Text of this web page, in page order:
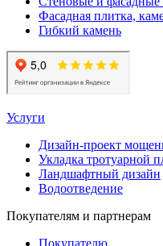
Фасадная плитка,
Гибкий камень
Услуги
Дизайн-проект
Укладка тротуарной
Ландшафтный дизайн
Водоотведение
Покупателям и партнерам